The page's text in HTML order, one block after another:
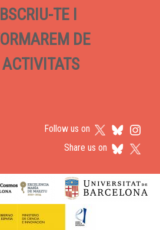
TE I
DE
ACTIVITATS
Follow us on
Share us on